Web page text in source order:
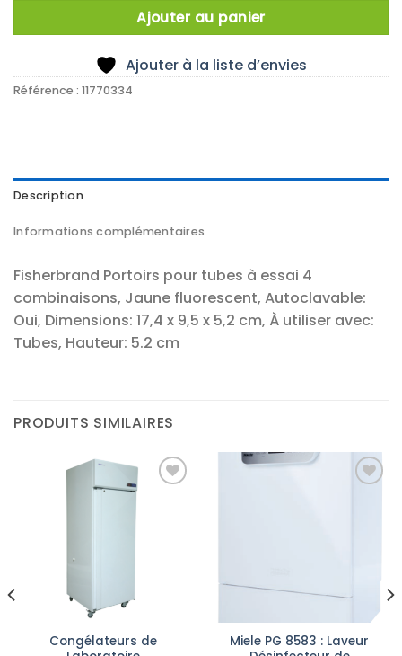
Ajouter au panier
Ajouter à la liste d’envies
Référence : 11770334
Description
Informations complémentaires
Fisherbrand Portoirs pour tubes à essai 4
combinaisons, Jaune fluorescent, Autoclavable:
Oui, Dimensions: 17,4 x 9,5 x 5,2 cm, À utiliser avec:
Tubes, Hauteur: 5.2 cm
PRODUITS SIMILAIRES
Congélateurs de
Miele PG 8583 : Laveur